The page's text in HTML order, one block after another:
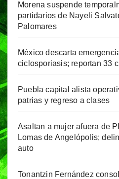
Morena suspende
partidarios de Nayeli
Palomares
México descarta
ciclosporiasis; reportan 33
Puebla capital alista
patrias y regreso a clases
Asaltan a mujer afuera de
Lomas de Angelópolis;
auto
Tonantzin Fernández